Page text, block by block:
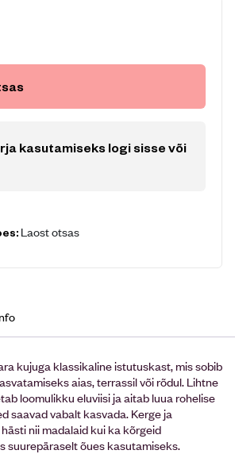
kasutamiseks logi sisse või
Laost otsas
kujuga klassikaline istutuskast, mis sobib
aias, terrassil või rõdul. Lihtne
loomulikku eluviisi ja aitab luua rohelise
saavad vabalt kasvada. Kerge ja
nii madalaid kui ka kõrgeid
suurepäraselt õues kasutamiseks.